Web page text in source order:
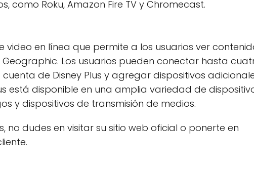
como Roku, Amazon Fire TV y Chromecast.
video en línea que permite a los usuarios ver
Geographic. Los usuarios pueden conectar hasta
de Disney Plus y agregar dispositivos
está disponible en una amplia variedad de
y dispositivos de transmisión de medios.
no dudes en visitar su sitio web oficial o ponerte en